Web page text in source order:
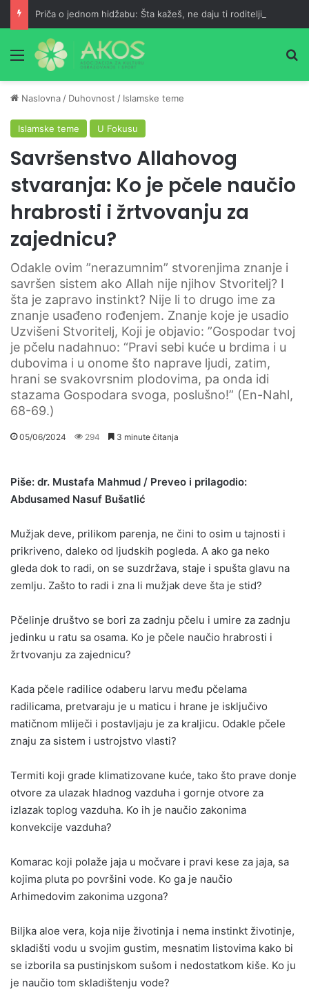
Priča o jednom hidžabu: Šta kažeš, ne daju ti roditelji?
Meni
Naslovna / Duhovnost / Islamske teme
Islamske teme U Fokusu
Savršenstvo Allahovog
stvaranja: Ko je pčele naučio
hrabrosti i žrtvovanju za
zajednicu?
Odakle ovim ”nerazumnim” stvorenjima znanje i
savršen sistem ako Allah nije njihov Stvoritelj? I
šta je zapravo instinkt? Nije li to drugo ime za
znanje usađeno rođenjem. Znanje koje je usadio
Uzvišeni Stvoritelj, Koji je objavio: ”Gospodar tvoj
je pčelu nadahnuo: “Pravi sebi kuće u brdima i u
dubovima i u onome što naprave ljudi, zatim,
hrani se svakovrsnim plodovima, pa onda idi
stazama Gospodara svoga, poslušno!” (En-Nahl,
68-69.)
05/06/2024 294 3 minute čitanja
Piše: dr. Mustafa Mahmud / Preveo i prilagodio:
Abdusamed Nasuf Bušatlić
Mužjak deve, prilikom parenja, ne čini to osim u tajnosti i
prikriveno, daleko od ljudskih pogleda. A ako ga neko
gleda dok to radi, on se suzdržava, staje i spušta glavu na
zemlju. Zašto to radi i zna li mužjak deve šta je stid?
Pčelinje društvo se bori za zadnju pčelu i umire za zadnju
jedinku u ratu sa osama. Ko je pčele naučio hrabrosti i
žrtvovanju za zajednicu?
Kada pčele radilice odaberu larvu među pčelama
radilicama, pretvaraju je u maticu i hrane je isključivo
matičnom mliječi i postavljaju je za kraljicu. Odakle pčele
znaju za sistem i ustrojstvo vlasti?
Termiti koji grade klimatizovane kuće, tako što prave donje
otvore za ulazak hladnog vazduha i gornje otvore za
izlazak toplog vazduha. Ko ih je naučio zakonima
konvekcije vazduha?
Komarac koji polaže jaja u močvare i pravi kese za jaja, sa
kojima pluta po površini vode. Ko ga je naučio
Arhimedovim zakonima uzgona?
Biljka aloe vera, koja nije životinja i nema instinkt životinje,
skladišti vodu u svojim gustim, mesnatim listovima kako bi
se izborila sa pustinjskom sušom i nedostatkom kiše. Ko ju
je naučio tom skladištenju vode?